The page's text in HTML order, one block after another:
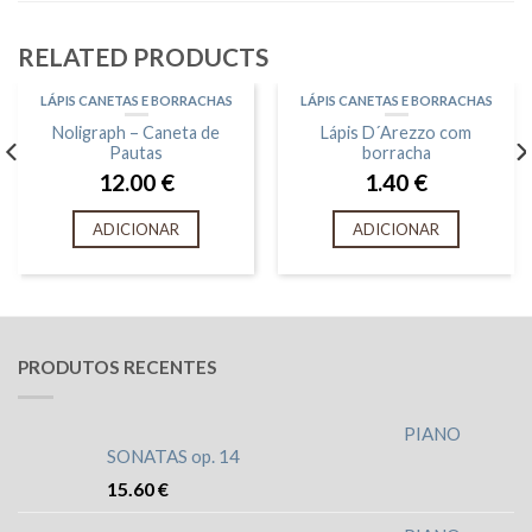
RELATED PRODUCTS
LÁPIS CANETAS E BORRACHAS
Noligraph – Caneta de
Pautas
12.00 €
ADICIONAR
LÁPIS CANETAS E BORRACHAS
Lápis D´Arezzo com
borracha
1.40 €
ADICIONAR
PRODUTOS RECENTES
PIANO
SONATAS op. 14
15.60€